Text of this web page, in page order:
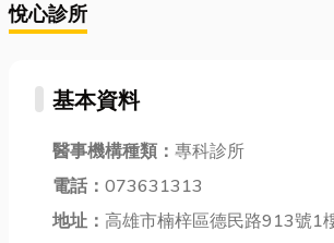
悅心診所
基本資料
醫事機構種類： 專科診所
電話： 073631313
地址： 高雄市楠梓區德民路913號1